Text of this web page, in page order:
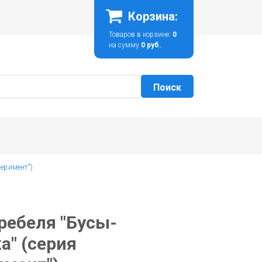
Корзина:
Товаров в корзине: 0
на сумму 0 руб.
"Бусы-
(серия